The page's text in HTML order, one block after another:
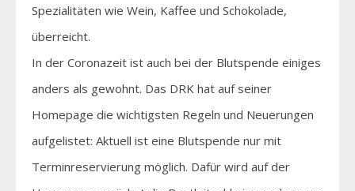
Spezialitäten wie Wein, Kaffee und Schokolade,
überreicht.
In der Coronazeit ist auch bei der Blutspende einiges
anders als gewohnt. Das DRK hat auf seiner
Homepage die wichtigsten Regeln und Neuerungen
aufgelistet: Aktuell ist eine Blutspende nur mit
Terminreservierung möglich. Dafür wird auf der